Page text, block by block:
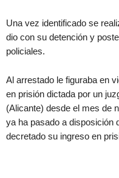
Una vez identificado se
dio con su detención y
policiales.
Al arrestado le figuraba en
en prisión dictada por un
(Alicante) desde el mes de
ya ha pasado a disposición
decretado su ingreso en